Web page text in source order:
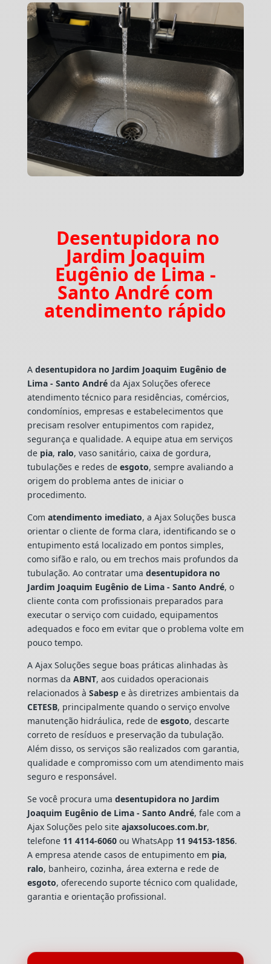
Desentupidora no
Jardim Joaquim
Eugênio de Lima -
Santo André com
atendimento rápido
A desentupidora no Jardim Joaquim Eugênio de
Lima - Santo Andréda Ajax Soluções oferece
atendimento técnico para residências, comércios,
condomínios, empresas e estabelecimentos que
precisam resolver entupimentos com rapidez,
segurança e qualidade. A equipe atua em serviços
de pia, ralo, vaso sanitário, caixa de gordura,
tubulações e redes de esgoto, sempre avaliando a
origem do problema antes de iniciar o
procedimento.
Com atendimento imediato, a Ajax Soluções busca
orientar o cliente de forma clara, identificando se o
entupimento está localizado em pontos simples,
como sifão e ralo, ou em trechos mais profundos da
tubulação. Ao contratar uma desentupidora no
Jardim Joaquim Eugênio de Lima - Santo André, o
cliente conta com profissionais preparados para
executar o serviço com cuidado, equipamentos
adequados e foco em evitar que o problema volte em
pouco tempo.
A Ajax Soluções segue boas práticas alinhadas às
normas da ABNT, aos cuidados operacionais
relacionados à Sabespe às diretrizes ambientais da
CETESB, principalmente quando o serviço envolve
manutenção hidráulica, rede de esgoto, descarte
correto de resíduos e preservação da tubulação.
Além disso, os serviços são realizados com garantia,
qualidade e compromisso com um atendimento mais
seguro e responsável.
Se você procura uma desentupidora no Jardim
Joaquim Eugênio de Lima - Santo André, fale com a
Ajax Soluções pelo site ajaxsolucoes.com.br,
telefone 11 4114-6060ou WhatsApp 11 94153-1856.
A empresa atende casos de entupimento em pia,
ralo, banheiro, cozinha, área externa e rede de
esgoto, oferecendo suporte técnico com qualidade,
garantia e orientação profissional.